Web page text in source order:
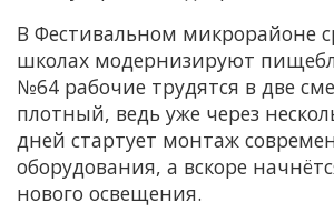
В Фестивальном микрорайоне
школах модернизируют
№64 рабочие трудятся в две
плотный, ведь уже через
дней стартует монтаж
оборудования, а вскоре
нового освещения.